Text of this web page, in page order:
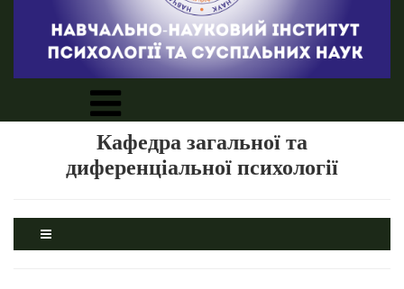
Кафедра загальної та
диференціальної психології